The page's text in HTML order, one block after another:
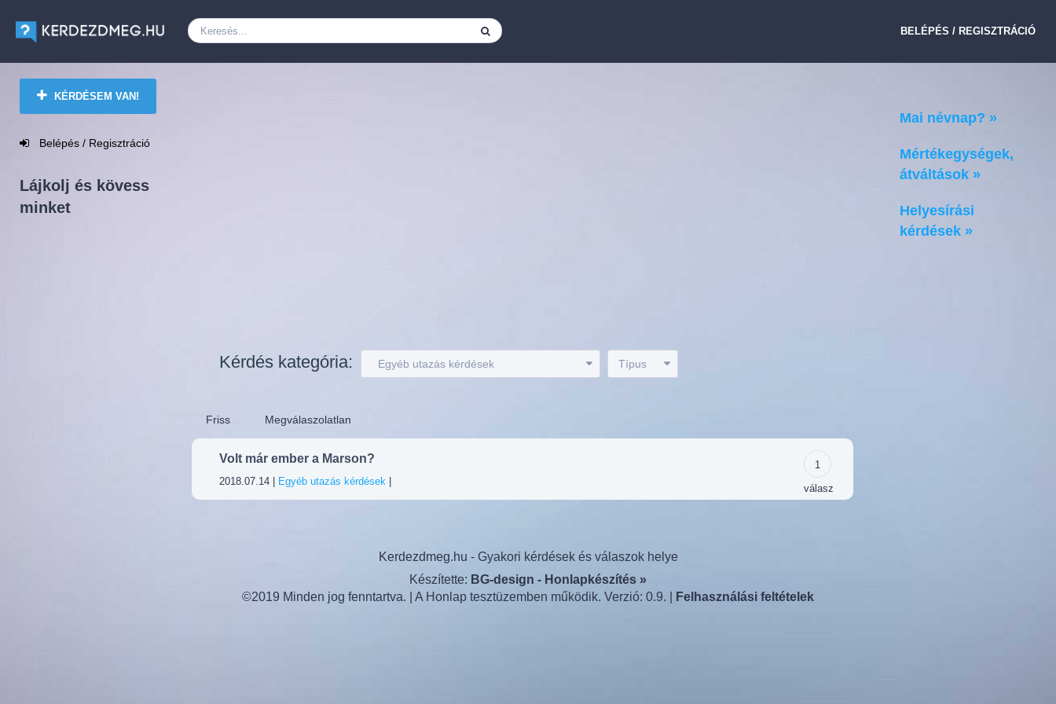
BELÉPÉS / REGISZTRÁCIÓ
KÉRDÉSEM VAN!
Belépés / Regisztráció
Lájkolj és kövess
minket
Kérdés kategória: Egyéb utazás kérdések Típus
Friss Megválaszolatlan
Volt már ember a Marson?
2018.07.14 | Egyéb utazás kérdések
1
válasz
Mai névnap? »
Mértékegységek,
átváltások »
Helyesírási
kérdések »
Kerdezdmeg.hu - Gyakori kérdések és válaszok helye
Készítette: BG-design - Honlapkészítés »
©2019 Minden jog fenntartva. | A Honlap tesztüzemben működik. Verzió: 0.9. |
Felhasználási feltételek